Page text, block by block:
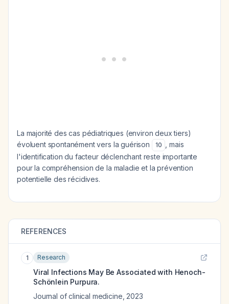
La majorité des cas pédiatriques (environ deux tiers)
évoluent spontanément vers la guérison
10
, mais
l'identification du facteur déclenchant reste importante
pour la compréhension de la maladie et la prévention
potentielle des récidives.
REFERENCES
1 Research
Viral Infections May Be Associated with Henoch-
Schönlein Purpura.
Journal of clinical medicine 2023